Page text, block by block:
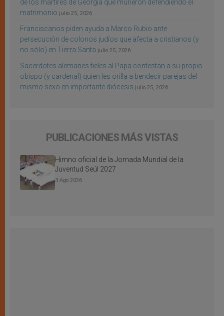
de los mártires de Georgia que murieron defendiendo el
matrimonio julio 25, 2026
Franciscanos piden ayuda a Marco Rubio ante
persecución de colonos judíos que afecta a cristianos (y
no sólo) en Tierra Santa julio 25, 2026
Sacerdotes alemanes fieles al Papa contestan a su propio
obispo (y cardenal) quien les orilla a bendecir parejas del
mismo sexo en importante diócesis julio 25, 2026
PUBLICACIONES MÁS VISTAS
Himno oficial de la Jornada Mundial de la
Juventud Seúl 2027
3 Ago 2026